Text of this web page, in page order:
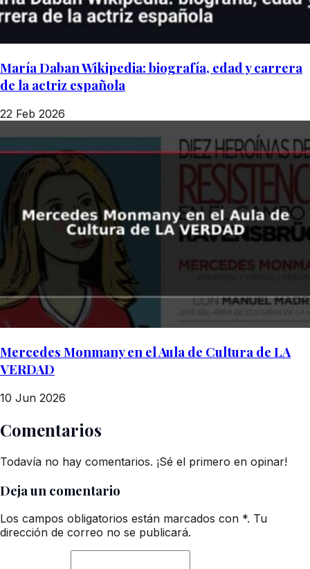
María Daban Wikipedia: biografía, edad y carrera
de la actriz española
22 Feb 2026
Mercedes Monmany en el Aula de Cultura de LA
VERDAD
10 Jun 2026
Comentarios
Todavía no hay comentarios. ¡Sé el primero en opinar!
Deja un comentario
Los campos obligatorios están marcados con *. Tu
dirección de correo no se publicará.